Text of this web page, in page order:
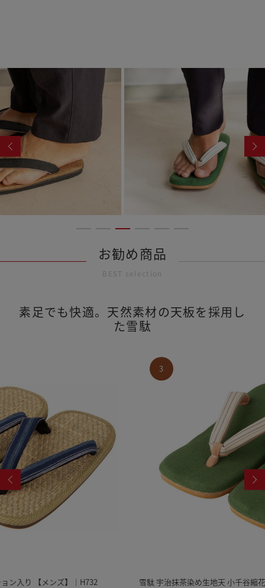
お勧め商品
BEST selection
素足でも快適。天然素材の天板を採用し
た雪駄
雪駄 宇治抹茶染め生地天 小千谷縮花緒 コルク合成ゴム底 【メンズ】｜H508